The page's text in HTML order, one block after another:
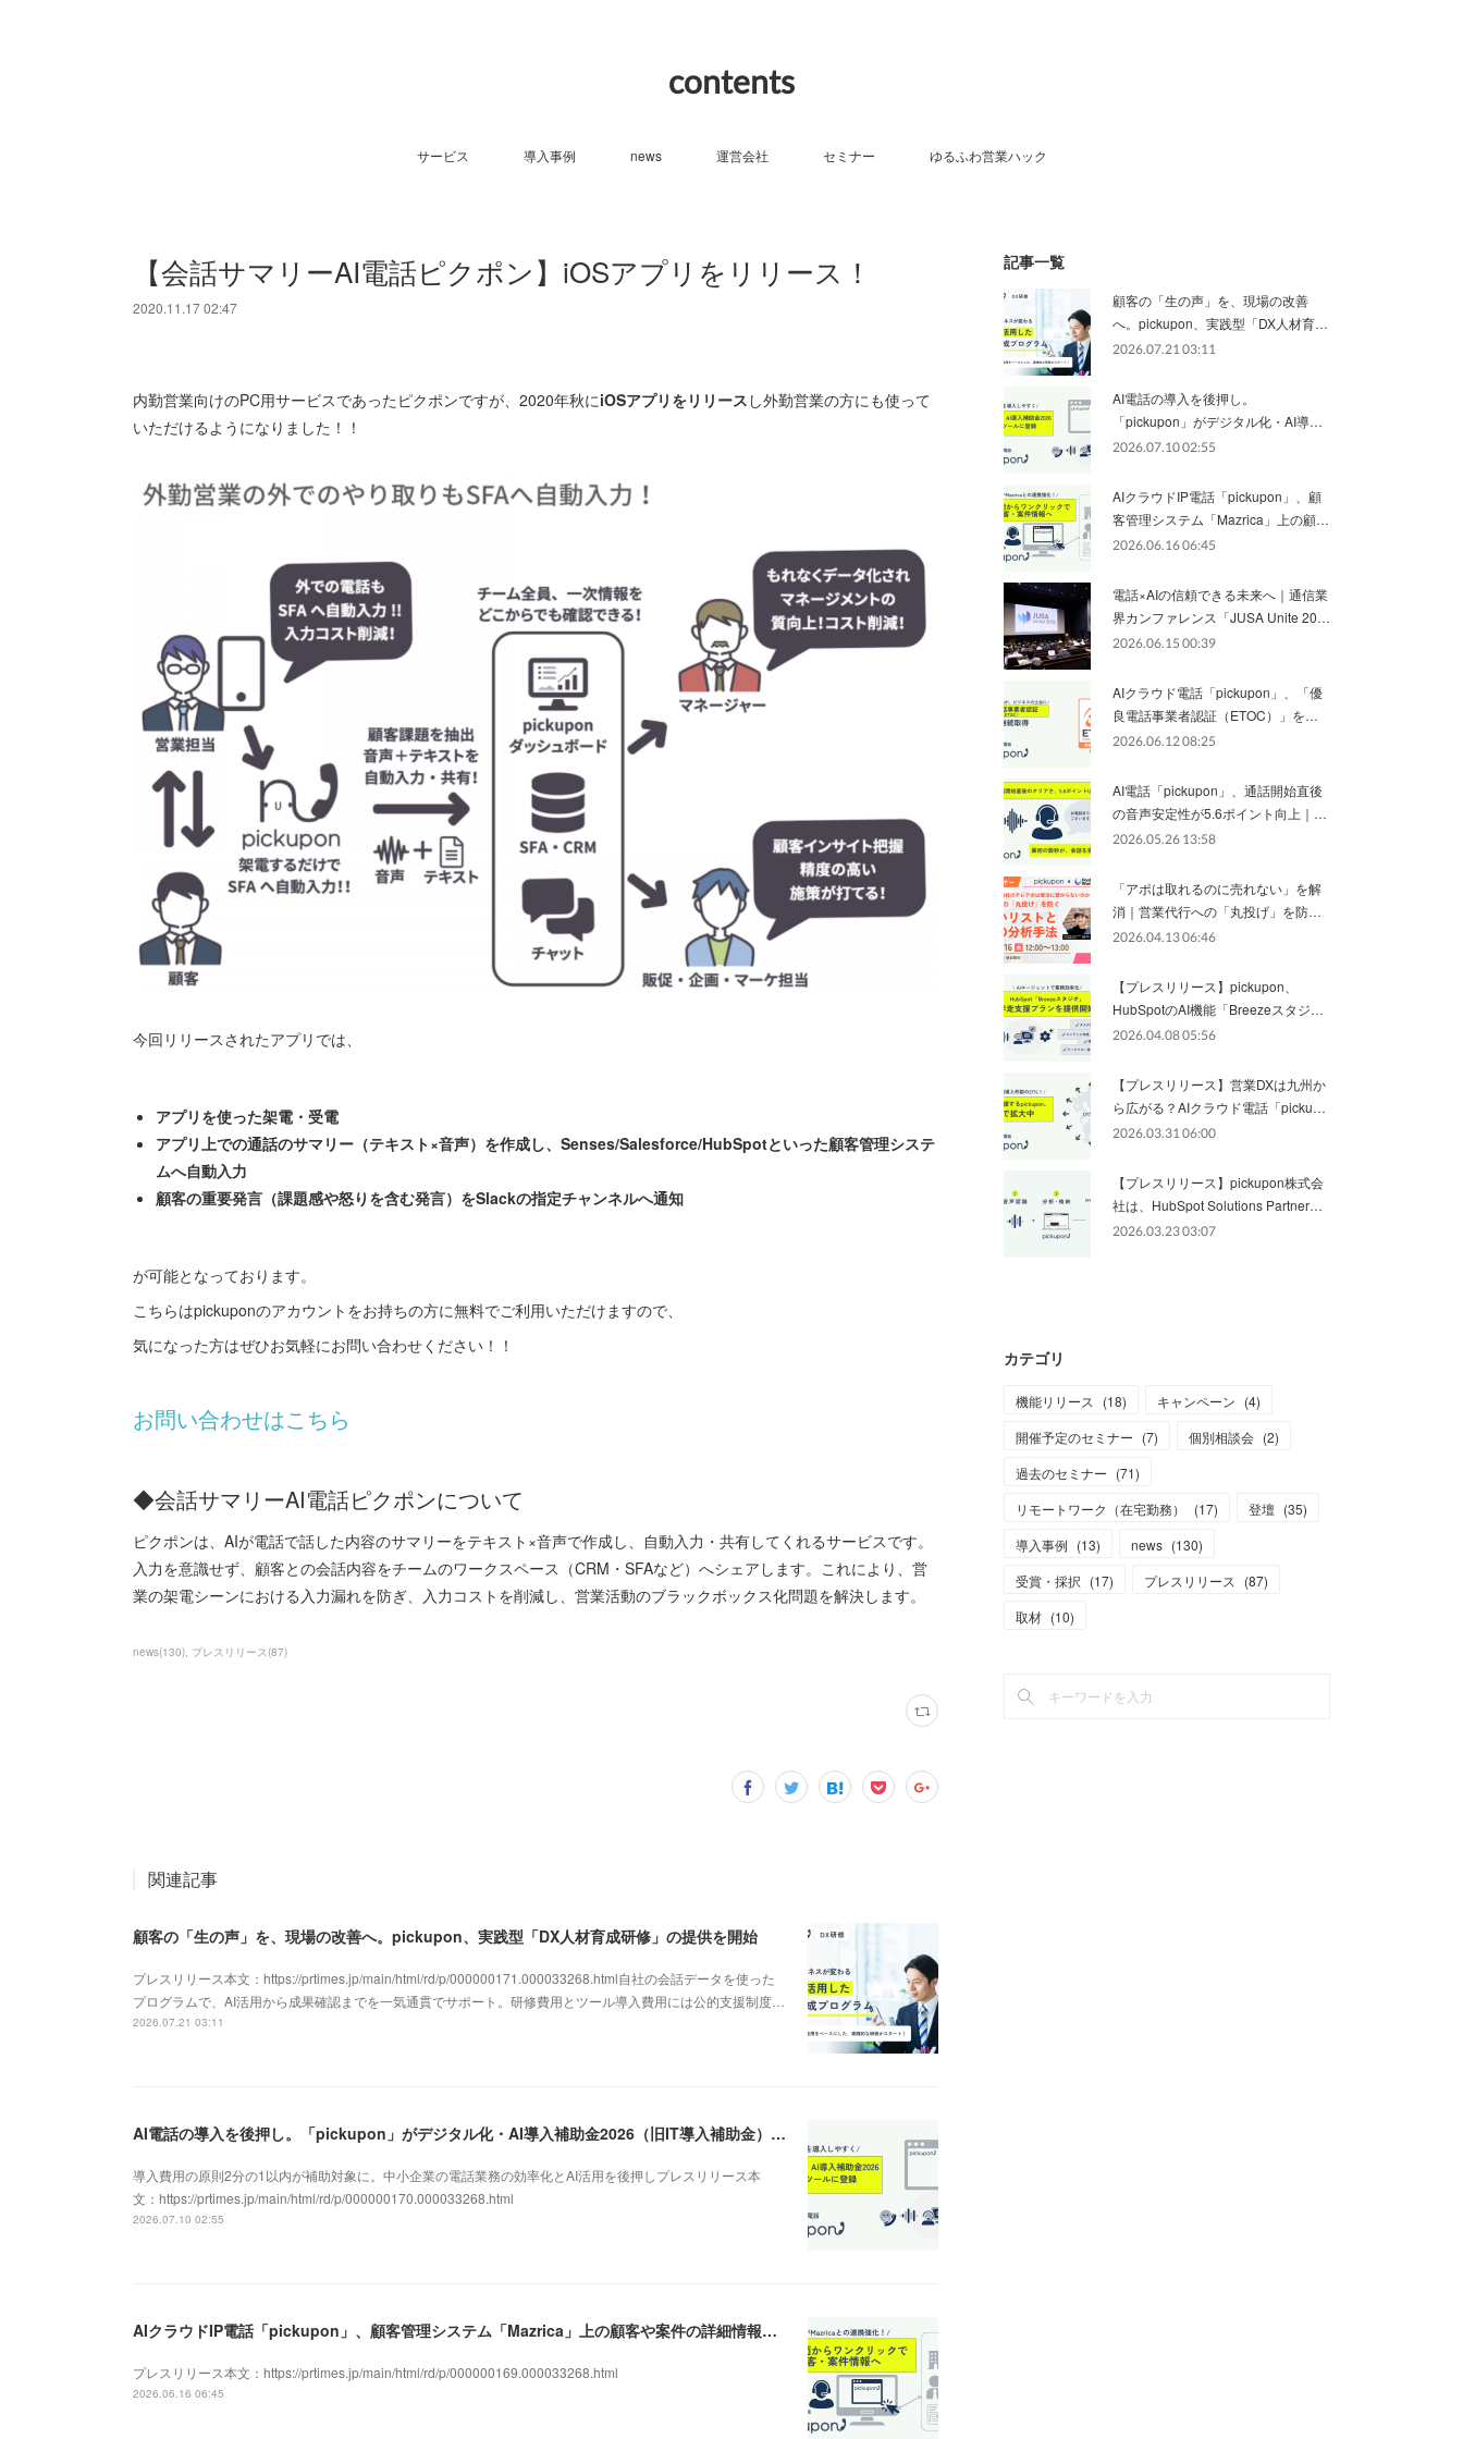
contents
サービス 導入事例 news 運営会社 セミナー ゆるふわ営業ハック
【会話サマリーAI電話ピクポン】iOSアプリをリリース！
2020.11.17 02:47
内勤営業向けのPC用サービスであったピクポンですが、2020年秋にiOSアプリをリリース し外勤営業の方にも使って
いただけるようになりました！！
今回リリースされたアプリでは、
アプリを使った架電・受電
アプリ上での通話のサマリー（テキスト×音声）を作成し、 Senses/Salesforce/HubSpotといった顧客管理システ
ムへ自動入力
顧客の重要発言（課題感や怒りを含む発言）をSlackの指定チャンネルへ通知
が可能となっております。
こちらはpickuponのアカウントをお持ちの方に無料でご利用いただけますので、
気になった方はぜひお気軽にお問い合わせください！！
お問い合わせはこちら
◆会話サマリーAI電話ピクポンについて
ピクポンは、AIが電話で話した内容のサマリーをテキスト×音声で作成し、自動入力・共有してくれるサービスです。
入力を意識せず、顧客との会話内容をチームのワークスペース（CRM・SFAなど）へシェアします。これにより、営
業の架電シーンにおける入力漏れを防ぎ、入力コストを削減し、営業活動のブラックボックス化問題を解決します。
news(130) プレスリリース(87)
関連記事
顧客の「生の声」を、現場の改善へ。pickupon、実践型「DX人材育成研修」の提供を開始
プレスリリース本文：https://prtimes.jp/main/html/rd/p/000000171.000033268.html自社の会話データを使った
プログラムで、AI活用から成果確認までを一気通貫でサポート。研修費用とツール導入費用には公的支援制度…
2026.07.21 03:11
AI電話の導入を後押し。「pickupon」がデジタル化・AI導入補助金2026（旧IT導入補助金）の対象ツールとして登録
導入費用の原則2分の1以内が補助対象に。中小企業の電話業務の効率化とAI活用を後押しプレスリリース本
文：https://prtimes.jp/main/html/rd/p/000000170.000033268.html
2026.07.10 02:55
AIクラウドIP電話「pickupon」、顧客管理システム「Mazrica」上の顧客や案件の詳細情報へワンクリックで遷移できる新機能を追加
プレスリリース本文：https://prtimes.jp/main/html/rd/p/000000169.000033268.html
2026.06.16 06:45
記事一覧
顧客の「生の声」を、現場の改善
へ。pickupon、実践型「DX人材育…
2026.07.21 03:11
AI電話の導入を後押し。
「pickupon」がデジタル化・AI導…
2026.07.10 02:55
AIクラウドIP電話「pickupon」、顧
客管理システム「Mazrica」上の顧…
2026.06.16 06:45
電話×AIの信頼できる未来へ｜通信業
界カンファレンス「JUSA Unite 20…
2026.06.15 00:39
AIクラウド電話「pickupon」、「優
良電話事業者認証（ETOC）」を…
2026.06.12 08:25
AI電話「pickupon」、通話開始直後
の音声安定性が5.6ポイント向上｜…
2026.05.26 13:58
「アポは取れるのに売れない」を解
消｜営業代行への「丸投げ」を防…
2026.04.13 06:46
【プレスリリース】pickupon、
HubSpotのAI機能「Breezeスタジ…
2026.04.08 05:56
【プレスリリース】営業DXは九州か
ら広がる？AIクラウド電話「picku…
2026.03.31 06:00
【プレスリリース】pickupon株式会
社は、HubSpot Solutions Partner…
2026.03.23 03:07
カテゴリ
機能リリース (18) キャンペーン (4)
開催予定のセミナー (7) 個別相談会 (2)
過去のセミナー (71)
リモートワーク（在宅勤務）
(17) 登壇 (35)
導入事例 (13) news (130)
受賞・採択 (17) プレスリリース (87)
取材 (10)